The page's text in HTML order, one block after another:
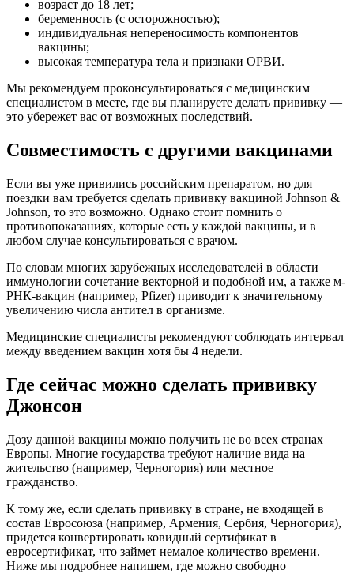
возраст до 18 лет;
беременность (с осторожностью);
индивидуальная непереносимость компонентов
вакцины;
высокая температура тела и признаки ОРВИ.
Мы рекомендуем проконсультироваться с медицинским
специалистом в месте, где вы планируете делать прививку —
это убережет вас от возможных последствий.
Совместимость с другими вакцинами
Если вы уже привились российским препаратом, но для
поездки вам требуется сделать прививку вакциной Johnson &
Johnson, то это возможно. Однако стоит помнить о
противопоказаниях, которые есть у каждой вакцины, и в
любом случае консультироваться с врачом.
По словам многих зарубежных исследователей в области
иммунологии сочетание векторной и подобной им, а также м-
РНК-вакцин (например, Pfizer) приводит к значительному
увеличению числа антител в организме.
Медицинские специалисты рекомендуют соблюдать интервал
между введением вакцин хотя бы 4 недели.
Где сейчас можно сделать прививку
Джонсон
Дозу данной вакцины можно получить не во всех странах
Европы. Многие государства требуют наличие вида на
жительство (например, Черногория) или местное
гражданство.
К тому же, если сделать прививку в стране, не входящей в
состав Евросоюза (например, Армения, Сербия, Черногория),
придется конвертировать ковидный сертификат в
евросертификат, что займет немалое количество времени.
Ниже мы подробнее напишем, где можно свободно